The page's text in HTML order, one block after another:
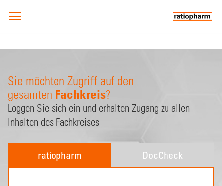
Sie möchten Zugriff auf den
gesamten Fachkreis?
Loggen Sie sich ein und erhalten Zugang zu allen
Inhalten des Fachkreises
ratiopharm DocCheck